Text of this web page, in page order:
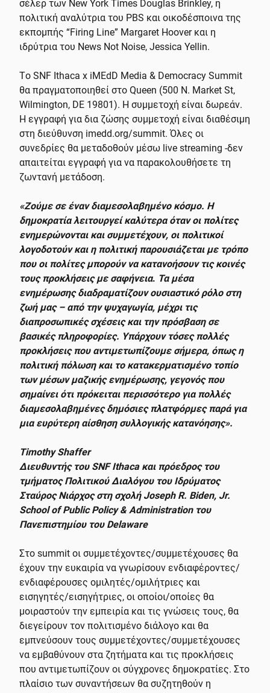
σέλερ των New York Times Douglas Brinkley, η
πολιτική αναλύτρια του PBS και οικοδέσποινα της
εκπομπής “Firing Line” Margaret Hoover και η
ιδρύτρια του News Not Noise, Jessica Yellin.
Tο SNF Ithaca x iMEdD Media & Democracy Summit
θα πραγματοποιηθεί στο Queen (500 N. Market St,
Wilmington, DE 19801). Η συμμετοχή είναι δωρεάν.
Η εγγραφή για δια ζώσης συμμετοχή είναι διαθέσιμη
στη διεύθυνση imedd.org/summit. Όλες οι
συνεδρίες θα μεταδοθούν μέσω live streaming -δεν
απαιτείται εγγραφή για να παρακολουθήσετε τη
ζωντανή μετάδοση.
«Ζούμε σε έναν διαμεσολαβημένο κόσμο. Η
δημοκρατία λειτουργεί καλύτερα όταν οι πολίτες
ενημερώνονται και συμμετέχουν, οι πολιτικοί
λογοδοτούν και η πολιτική παρουσιάζεται με τρόπο
που οι πολίτες μπορούν να κατανοήσουν τις κοινές
τους προκλήσεις με σαφήνεια. Τα μέσα
ενημέρωσης διαδραματίζουν ουσιαστικό ρόλο στη
ζωή μας – από την ψυχαγωγία, μέχρι τις
διαπροσωπικές σχέσεις και την πρόσβαση σε
βασικές πληροφορίες. Υπάρχουν τόσες πολλές
προκλήσεις που αντιμετωπίζουμε σήμερα, όπως η
πολιτική πόλωση και το κατακερματισμένο τοπίο
των μέσων μαζικής ενημέρωσης, γεγονός που
σημαίνει ότι πρόκειται περισσότερο για πολλές
διαμεσολαβημένες δημόσιες πλατφόρμες παρά για
μια ευρύτερη αίσθηση συλλογικής κατανόησης».
Timothy Shaffer
Διευθυντής του SNF Ithaca και πρόεδρος του
τμήματος Πολιτικού Διαλόγου του Ιδρύματος
Σταύρος Νιάρχος στη σχολή Joseph R. Biden, Jr.
School of Public Policy & Administration του
Πανεπιστημίου του Delaware
Στο summit οι συμμετέχοντες/συμμετέχουσες θα
έχουν την ευκαιρία να γνωρίσουν ενδιαφέροντες/
ενδιαφέρουσες ομιλητές/ομιλήτριες και
εισηγητές/εισηγήτριες, οι οποίοι/οποίες θα
μοιραστούν την εμπειρία και τις γνώσεις τους, θα
διεγείρουν τον πολιτισμένο διάλογο και θα
εμπνεύσουν τους συμμετέχοντες/συμμετέχουσες
να εμβαθύνουν στα ζητήματα και τις προκλήσεις
που αντιμετωπίζουν οι σύγχρονες δημοκρατίες. Στο
πλαίσιο των συναντήσεων θα συζητηθούν η